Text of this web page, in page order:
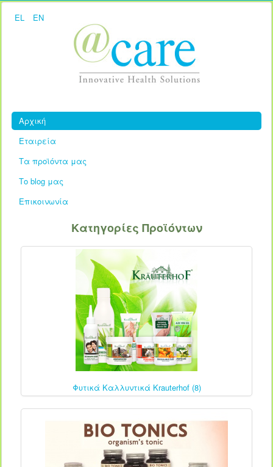
EL EN
Αρχική
Εταιρεία
Τα προϊόντα μας
Το blog μας
Επικοινωνία
Κατηγορίες Προϊόντων
Φυτικά Καλλυντικά Krauterhof (8)